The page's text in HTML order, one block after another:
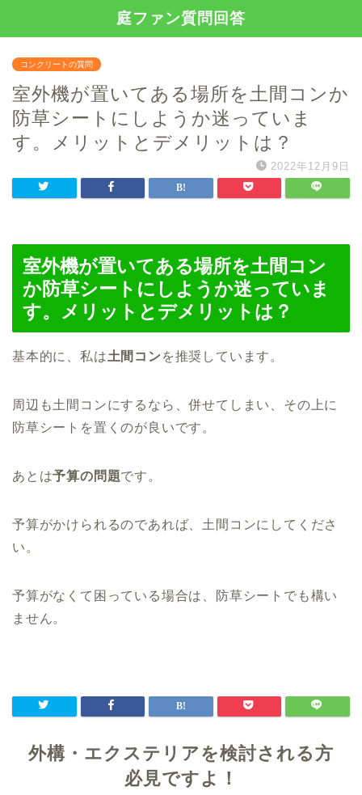
庭ファン質問回答
コンクリートの質問
室外機が置いてある場所を土間コンか
防草シートにしようか迷っていま
す。メリットとデメリットは？
2022年12月9日
室外機が置いてある場所を土間コン
か防草シートにしようか迷っていま
す。メリットとデメリットは？
基本的に、私は土間コンを推奨しています。
周辺も土間コンにするなら、併せてしまい、その上に
防草シートを置くのが良いです。
あとは予算の問題です。
予算がかけられるのであれば、土間コンにしてくださ
い。
予算がなくて困っている場合は、防草シートでも構い
ません。
外構・エクステリアを検討される方
必見ですよ！